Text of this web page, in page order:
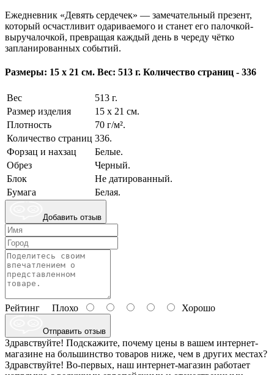
Ежедневник «Девять сердечек» — замечательный презент,
который осчастливит одариваемого и станет его палочкой-
выручалочкой, превращая каждый день в череду чётко
запланированных событий.
Размеры: 15 х 21 см. Вес: 513 г. Количество страниц - 336
Вес
513 г.
Размер изделия
15 х 21 см.
Плотность
70 г/м².
Количество страниц 336.
Форзац и нахзац
Белые.
Обрез
Черный.
Блок
Не датированный.
Бумага
Белая.
Добавить отзыв
Рейтинг Плохо Хорошо
Отправить отзыв
Здравствуйте! Подскажите, почему цены в вашем интернет-
магазине на большинство товаров ниже, чем в других местах?
Здравствуйте! Во-первых, наш интернет-магазин работает